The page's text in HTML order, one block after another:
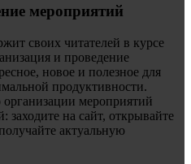
мероприятий
своих читателей в курсе
и проведение
новое и полезное для
продуктивности.
мероприятий
заходите на сайт, открывайте
актуальную